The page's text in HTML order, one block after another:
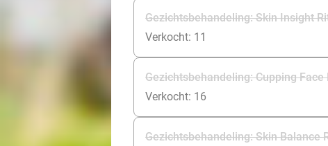
Gezichtsbehandeling: Skin Insight
Verkocht: 11
Gezichtsbehandeling: Cupping
Verkocht: 16
Gezichtsbehandeling: Skin Balance